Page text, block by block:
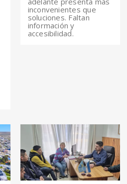
inconvenientes que
soluciones. Faltan
información y
accesibilidad.